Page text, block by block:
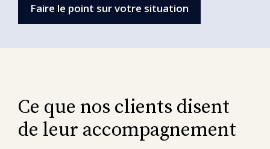
Faire le point sur votre situation
Ce que nos clients disent
de leur accompagnement